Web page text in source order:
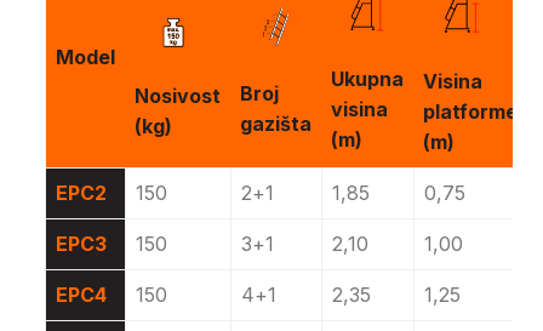
Model
Nosivost
(kg)
Broj
gazišta
Ukupna
visina
(m)
Visina
platforme
(m)
EPC2 150 2+1 1,85 0,75
EPC3 150 3+1 2,10 1,00
EPC4 150 4+1 2,35 1,25